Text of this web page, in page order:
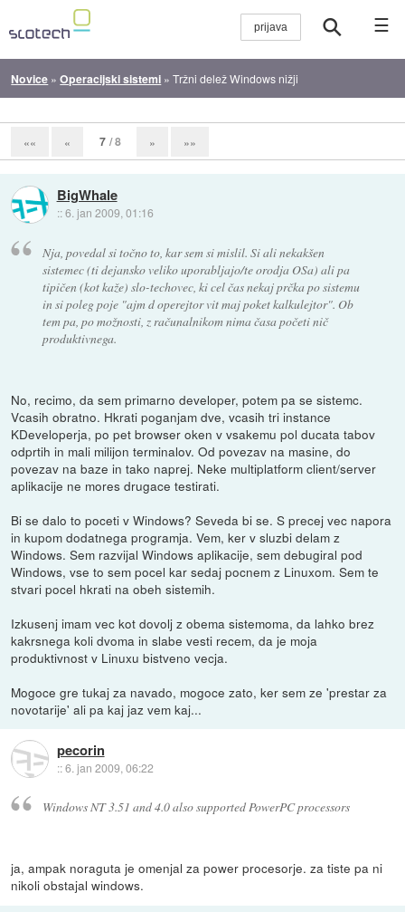
☰
Novice »Operacijski sistemi »Tržni delež Windows nižji
«« « 7 / 8 » »»
BigWhale
::6. jan 2009, 01:16
Nja, povedal si točno to, kar sem si mislil. Si ali nekakšen
sistemec (ti dejansko veliko uporabljajo/te orodja OSa) ali pa
tipičen (kot kaže) slo-techovec, ki cel čas nekaj prčka po sistemu
in si poleg poje "ajm d operejtor vit maj poket kalkulejtor". Ob
tem pa, po možnosti, z računalnikom nima časa početi nič
produktivnega.
No, recimo, da sem primarno developer, potem pa se sistemc.
Vcasih obratno. Hkrati poganjam dve, vcasih tri instance
KDeveloperja, po pet browser oken v vsakemu pol ducata tabov
odprtih in mali milijon terminalov. Od povezav na masine, do
povezav na baze in tako naprej. Neke multiplatform client/server
aplikacije ne mores drugace testirati.
Bi se dalo to poceti v Windows? Seveda bi se. S precej vec napora
in kupom dodatnega programja. Vem, ker v sluzbi delam z
Windows. Sem razvijal Windows aplikacije, sem debugiral pod
Windows, vse to sem pocel kar sedaj pocnem z Linuxom. Sem te
stvari pocel hkrati na obeh sistemih.
Izkusenj imam vec kot dovolj z obema sistemoma, da lahko brez
kakrsnega koli dvoma in slabe vesti recem, da je moja
produktivnost v Linuxu bistveno vecja.
Mogoce gre tukaj za navado, mogoce zato, ker sem ze 'prestar za
novotarije' ali pa kaj jaz vem kaj...
pecorin
::6. jan 2009, 06:22
Windows NT 3.51 and 4.0 also supported PowerPC processors
ja, ampak noraguta je omenjal za power procesorje. za tiste pa ni
nikoli obstajal windows.